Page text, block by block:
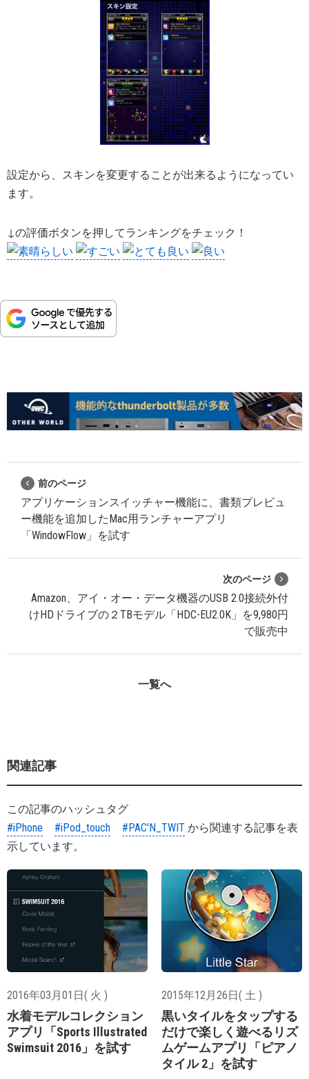
設定から、スキンを変更することが出来るようになってい
ます。
↓の評価ボタンを押してランキングをチェック！
前のページ
アプリケーションスイッチャー機能に、書類プレビュ
ー機能を追加したMac用ランチャーアプリ
「WindowFlow」を試す
次のページ
Amazon、アイ・オー・データ機器のUSB 2.0接続外付
けHDドライブの２TBモデル「HDC-EU2.0K」を9,980円
で販売中
一覧へ
関連記事
この記事のハッシュタグ
#iPhone
#iPod_touch #PAC'N_TWIT から関連する記事を表
示しています。
2016年03月01日( 火 )
水着モデルコレクション
アプリ「Sports Illustrated
Swimsuit 2016」を試す
2015年12月26日( 土 )
黒いタイルをタップする
だけで楽しく遊べるリズ
ムゲームアプリ「ピアノ
タイル 2」を試す